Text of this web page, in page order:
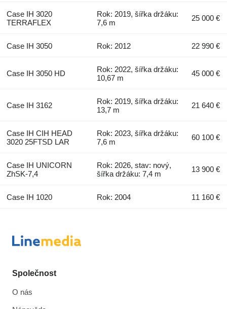
Case IH 3020
TERRAFLEX
Rok: 2019, šířka držáku:
7,6 m
25 000 €
Case IH 3050 Rok: 2012 22 990 €
Case IH 3050 HD
Rok: 2022, šířka držáku:
10,67 m
45 000 €
Case IH 3162
Rok: 2019, šířka držáku:
13,7 m
21 640 €
Case IH CIH HEAD
3020 25FTSD LAR
Rok: 2023, šířka držáku:
7,6 m
60 100 €
Case IH UNICORN
ZhSK-7,4
Rok: 2026, stav: nový,
šířka držáku: 7,4 m
13 900 €
Case IH 1020 Rok: 2004 11 160 €
Společnost
O nás